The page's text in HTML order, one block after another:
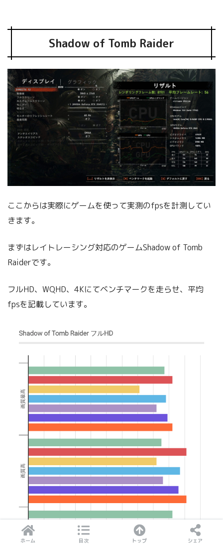
Shadow of Tomb Raider
ここからは実際にゲームを使って実測のfpsを計測してい
きます。
まずはレイトレーシング対応のゲームShadow of Tomb
Raiderです。
フルHD、WQHD、4Kにてベンチマークを走らせ、平均
fpsを記載しています。
ホーム 目次 トップ シェア